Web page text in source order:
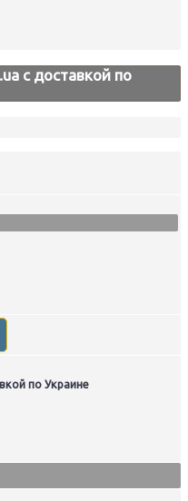
с доставкой по
по Украине